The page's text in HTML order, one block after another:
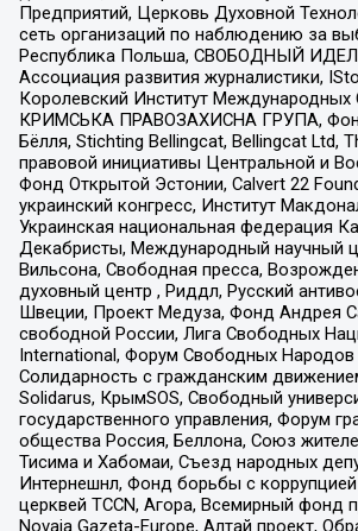
Предприятий, Церковь Духовной
сеть организаций по наблюдению за
Республика Польша, СВОБОДНЫЙ
Ассоциация развития журналистики,
Королевский Институт Международных
КРИМСЬКА ПРАВОЗАХИСНА ГРУПА,
Бёлля, Stichting Bellingcat, Bellingcat Ltd,
правовой инициативы Центральной и
Фонд Открытой Эстонии, Calvert 22
украинский конгресс, Институт
Украинская национальная федерация
Декабристы, Международный научный
Вильсона, Свободная пресса,
духовный центр , Риддл, Русский
Швеции, Проект Медуза, Фонд Андрея
свободной России, Лига Свободных
International, Форум Свободных Народов
Солидарность с гражданским
Solidarus, КрымSOS, Свободный
государственного управления, Форум
общества Россия, Беллона, Союз
Тисима и Хабомаи, Съезд народных
Интернешнл, Фонд борьбы с
церквей TCCN, Агора, Всемирный фонд
Novaja Gazeta-Europe, Алтай проект,